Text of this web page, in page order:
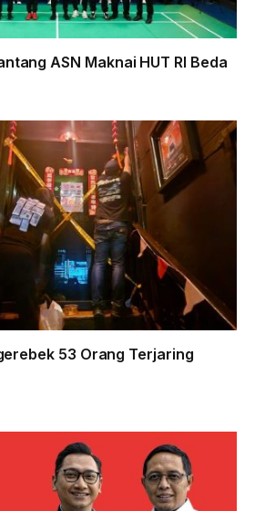
ASN Maknai HUT RI Beda
53 Orang Terjaring